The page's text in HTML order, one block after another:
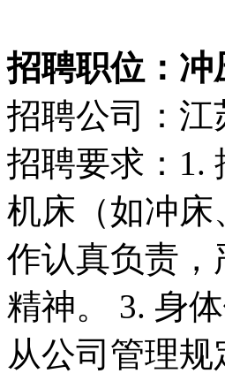
招聘职位：冲
招聘公司：
招聘要求：1.
机床（如冲床
作认真负责
精神。 3. 身
从公司管理